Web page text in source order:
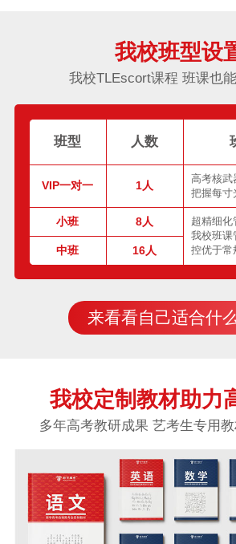
我校班型设
我校TLEscort课程 班课也
班型 人数
VIP一对一 1人
高考核武
把握每寸
小班 8人
超精细化
我校班课
控优于常
中班 16人
来看看自己适合什
我校定制教材助力
多年高考教研成果 艺考生专用